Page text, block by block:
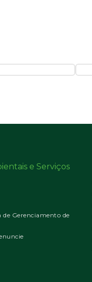
e Serviços
de Gerenciamento de